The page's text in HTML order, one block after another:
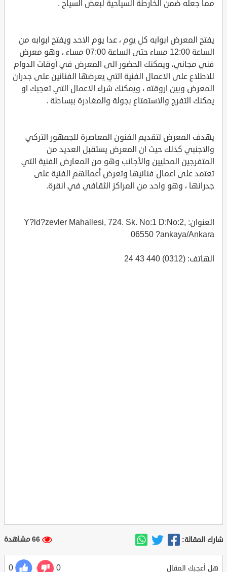
مما جعله ضمن الخارطة السياحية لبعض السياح .
يفتح المعرض ابوابه كل يوم ، عدا يوم الاحد ويفتح ابوابه من
الساعة 12:00 مساء حتى الساعة 07:00 مساء ، وهو معرض
فني مجاني، ويمكنك الحضور الى المعرض في أوقات الدوام
للاطلاع على الاعمال الفنية التي يعرضها الفنانين على جدران
المعرض وبين اروقته ، ويمكنك شراء الاعمال التي تعجبك او
يمكنك التفرج والاستمتاع بجولة والمغادرة ببساطة .
يهدف المعرض لتقديم الفنون المعاصرة للجمهور التركي
والاجنبي كذلك حيث ان المعرض يستقبل العديد من
المتفرجين المحليين والأجانب وهو من المعارض الفنية التي
تعتمد على اعمال فنانيها وتعرض أعمالهم الفنية على
جدرانها ، وهو واحد من المراكز الثقافي في انقرة.
العنوان: Y?ld?zevler Mahallesi, 724. Sk. No:1 D:No:2,
06550 ?ankaya/Ankara
الهاتف: (0312) 440 43 24
شارك المقالة: 66 مشاهدة
هل أعجبك المقال 0
0